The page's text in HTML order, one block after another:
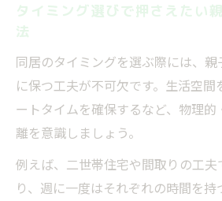
タイミング選びで押さえたい
法
同居のタイミングを選ぶ際には、
に保つ工夫が不可欠です。生活空
ートタイムを確保するなど、物理
離を意識しましょう。
例えば、二世帯住宅や間取りの工
り、週に一度はそれぞれの時間を